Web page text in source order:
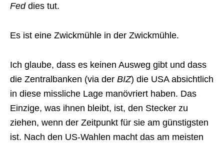
Feddies tut.
Es ist eine Zwickmühle in der Zwickmühle.
Ich glaube, dass es keinen Ausweg gibt und dass
die Zentralbanken (via der BIZ) die USA absichtlich
in diese missliche Lage manövriert haben. Das
Einzige, was ihnen bleibt, ist, den Stecker zu
ziehen, wenn der Zeitpunkt für sie am günstigsten
ist. Nach den US-Wahlen macht das am meisten